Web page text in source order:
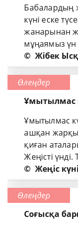
Бабалардың
күні еске
жанарынан
мұңаямыз үн
©Жібек
Өлеңдер
Ұмытылмас
Ұмытылмас
ашқан
қиған
Жеңісті
©Жеңіс күні
Өлеңдер
Соғысқа